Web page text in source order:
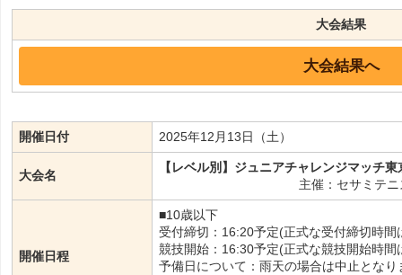
大会結果
大会結果へ
開催日付 2025年12月13日（土）
大会名
【レベル別】ジュニアチャレンジマッチ
主催：セサミテ
開催日程
■10歳以下
受付締切：16:20予定(正式な受付締切時
競技開始：16:30予定(正式な競技開始時
予備日について：雨天の場合は中止となり